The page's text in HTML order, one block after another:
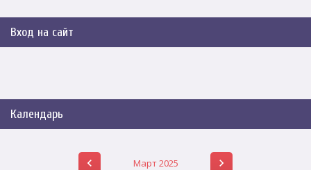
Вход на сайт
Календарь
Март 2025